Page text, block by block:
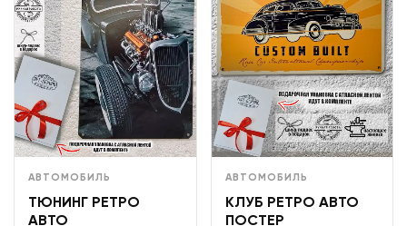
АВТОМОБИЛЬ
ТЮНИНГ РЕТРО
АВТО
АВТОМОБИЛЬ
КЛУБ РЕТРО АВТО
ПОСТЕР